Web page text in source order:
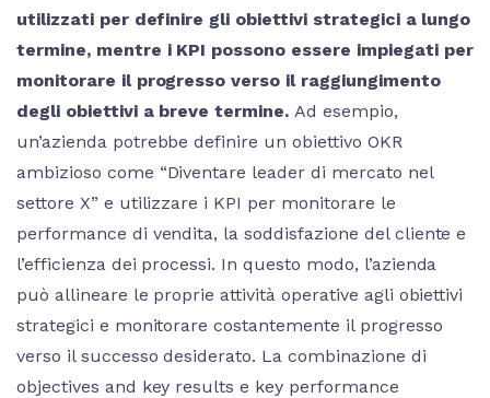
utilizzati per definire gli obiettivi strategici a lungo
termine, mentre i KPI possono essere impiegati per
monitorare il progresso verso il raggiungimento
degli obiettivi a breve termine. Ad esempio,
un’azienda potrebbe definire un obiettivo OKR
ambizioso come “Diventare leader di mercato nel
settore X” e utilizzare i KPI per monitorare le
performance di vendita, la soddisfazione del cliente e
l’efficienza dei processi. In questo modo, l’azienda
può allineare le proprie attività operative agli obiettivi
strategici e monitorare costantemente il progresso
verso il successo desiderato. La combinazione di
objectives and key results e key performance